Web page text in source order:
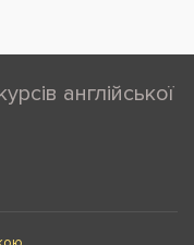
англійської